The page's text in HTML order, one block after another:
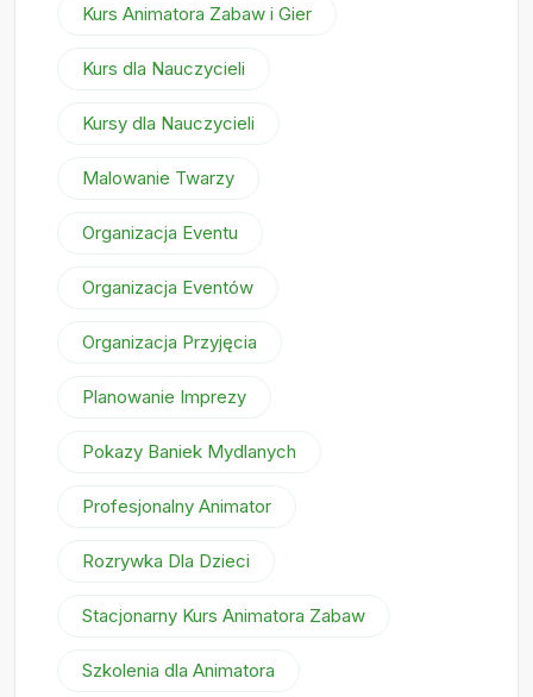
Kurs Animatora Zabaw i Gier
Kurs dla Nauczycieli
Kursy dla Nauczycieli
Malowanie Twarzy
Organizacja Eventu
Organizacja Eventów
Organizacja Przyjęcia
Planowanie Imprezy
Pokazy Baniek Mydlanych
Profesjonalny Animator
Rozrywka Dla Dzieci
Stacjonarny Kurs Animatora Zabaw
Szkolenia dla Animatora